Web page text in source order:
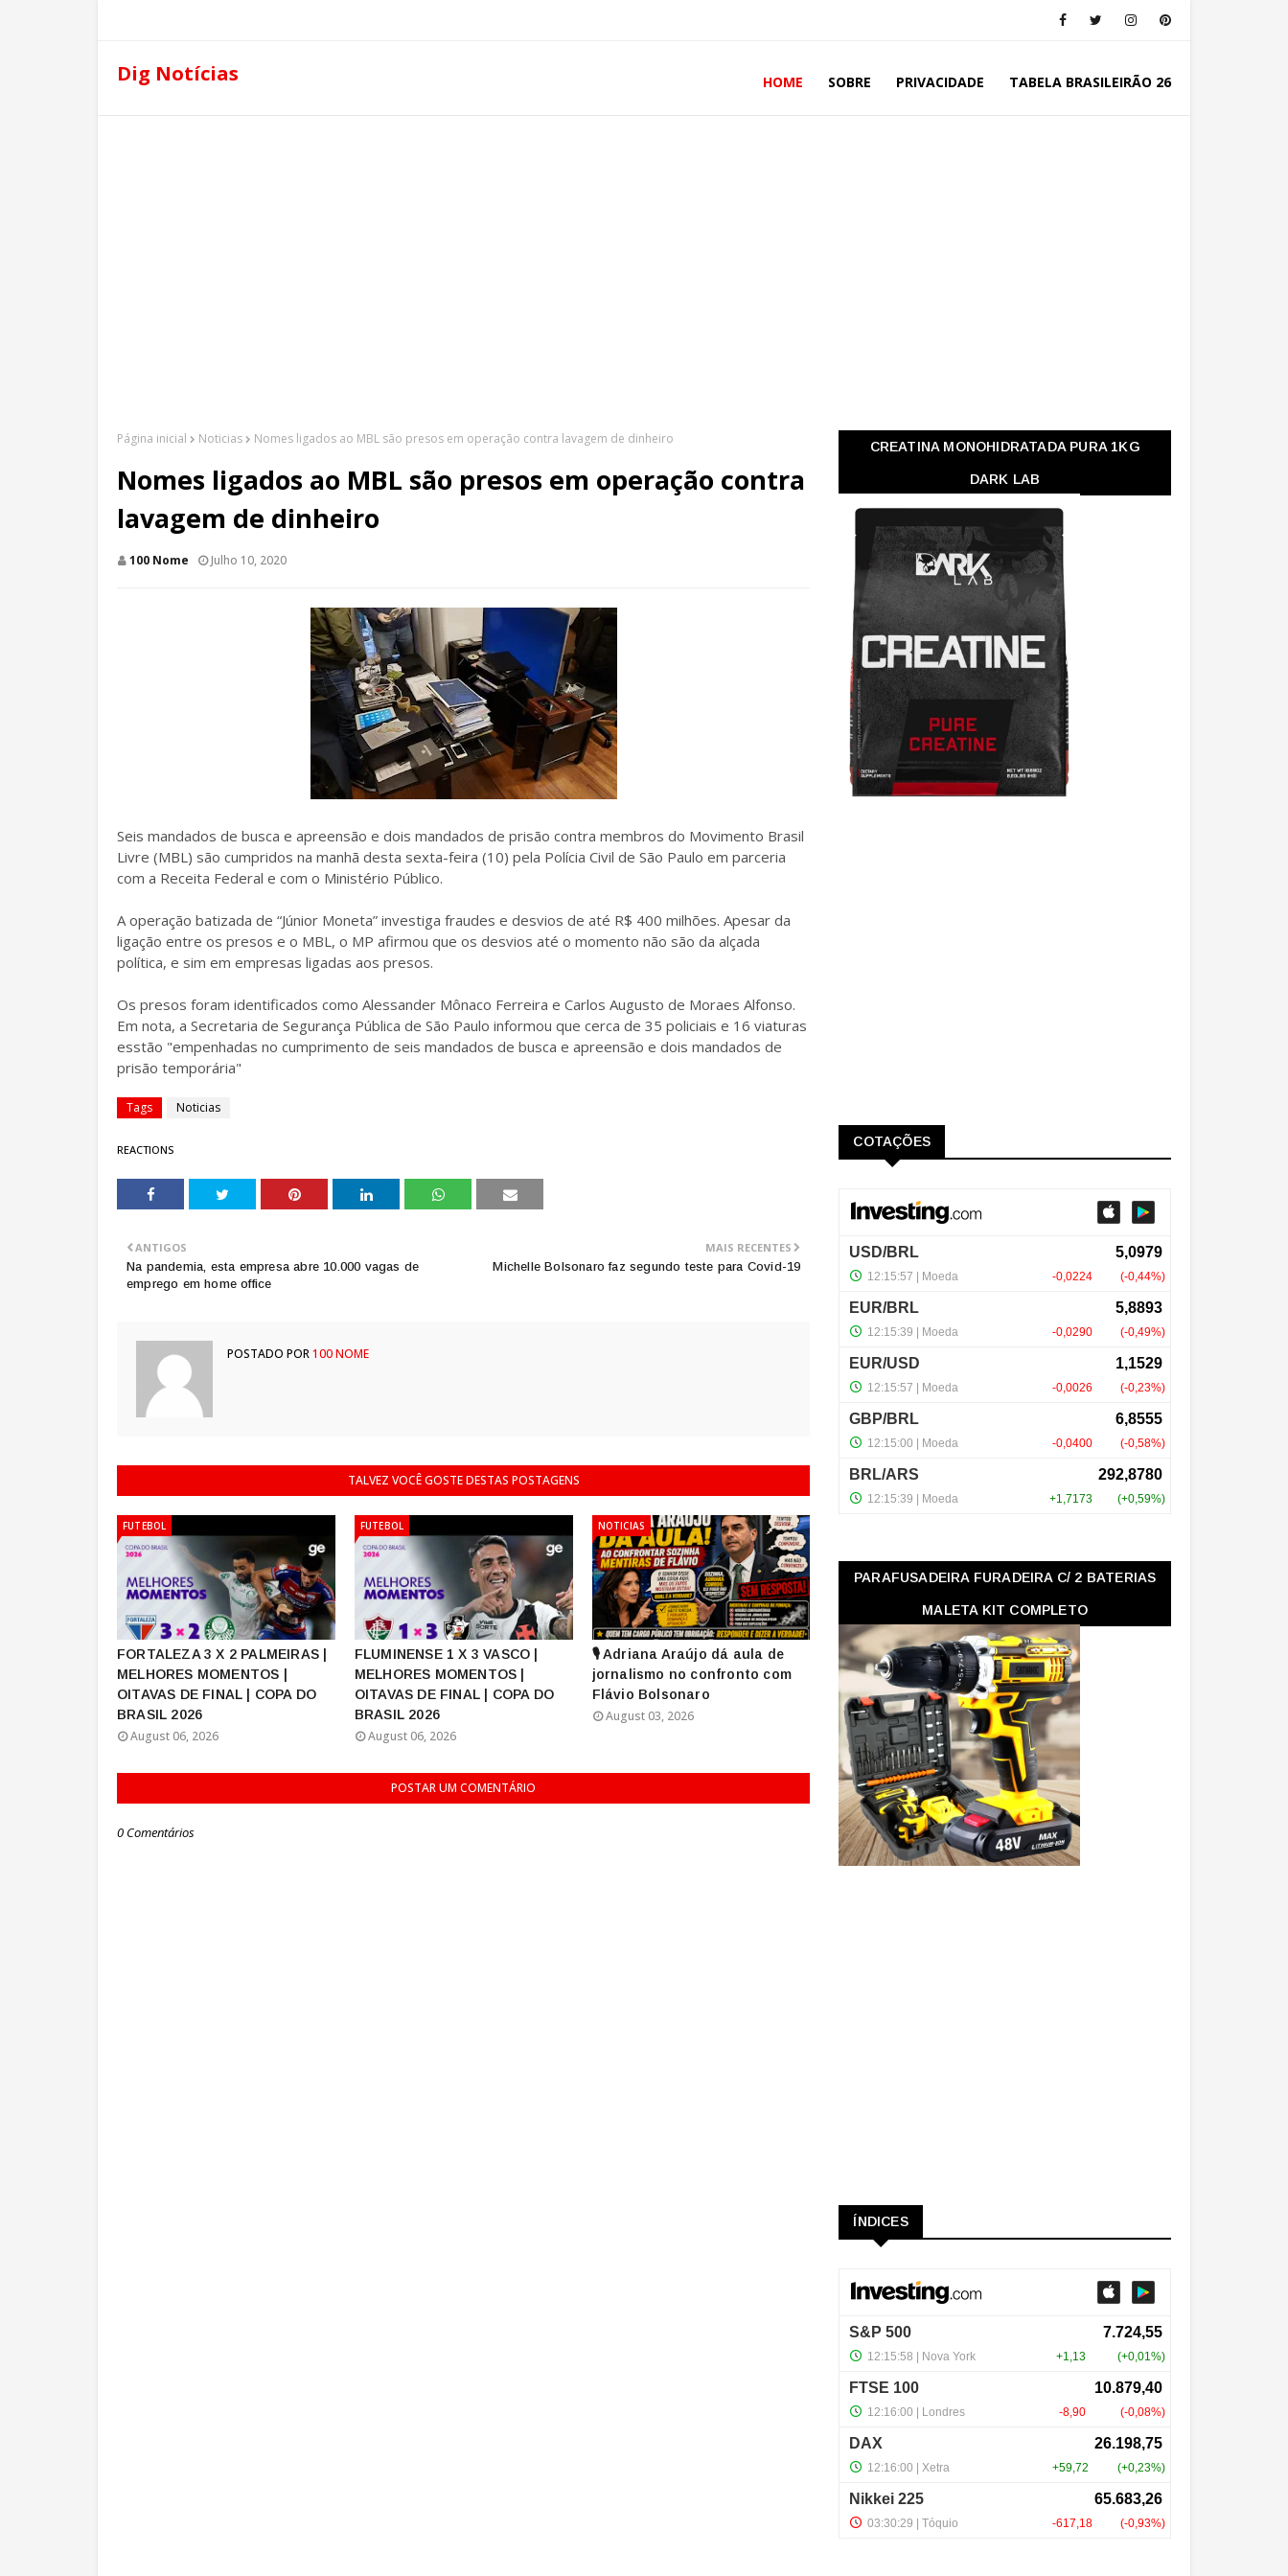
Dig Notícias HOME SOBRE PRIVACIDADE TABELA BRASILEIRÃO 26
Página inicial Noticias Nomes ligados ao MBL são presos em operação contra lavagem de dinheiro
Nomes ligados ao MBL são presos em operação contra
lavagem de dinheiro
100 Nome Julho 10, 2020
Seis mandados de busca e apreensão e dois mandados de prisão contra membros do Movimento Brasil
Livre (MBL) são cumpridos na manhã desta sexta-feira (10) pela Polícia Civil de São Paulo em parceria
com a Receita Federal e com o Ministério Público.
A operação batizada de “Júnior Moneta” investiga fraudes e desvios de até R$ 400 milhões. Apesar da
ligação entre os presos e o MBL, o MP afirmou que os desvios até o momento não são da alçada
política, e sim em empresas ligadas aos presos.
Os presos foram identificados como Alessander Mônaco Ferreira e Carlos Augusto de Moraes Alfonso.
Em nota, a Secretaria de Segurança Pública de São Paulo informou que cerca de 35 policiais e 16 viaturas
esstão "empenhadas no cumprimento de seis mandados de busca e apreensão e dois mandados de
prisão temporária"
Tags Noticias
REACTIONS
MAIS RECENTES
Michelle Bolsonaro faz segundo teste para Covid-19
ANTIGOS
Na pandemia, esta empresa abre 10.000 vagas de
emprego em home office
POSTADO POR100 NOME
TALVEZ VOCÊ GOSTE DESTAS POSTAGENS
FUTEBOL
FORTALEZA 3 X 2 PALMEIRAS |
MELHORES MOMENTOS |
OITAVAS DE FINAL | COPA DO
BRASIL 2026
August 06, 2026
FUTEBOL
FLUMINENSE 1 X 3 VASCO |
MELHORES MOMENTOS |
OITAVAS DE FINAL | COPA DO
BRASIL 2026
August 06, 2026
NOTICIAS
🎙️ Adriana Araújo dá aula de
jornalismo no confronto com
Flávio Bolsonaro
August 03, 2026
POSTAR UM COMENTÁRIO
0 Comentários
CREATINA MONOHIDRATADA PURA 1KG
DARK LAB
COTAÇÕES
PARAFUSADEIRA FURADEIRA C/ 2 BATERIAS
MALETA KIT COMPLETO
ÍNDICES